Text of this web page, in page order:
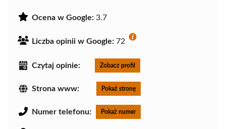
Ocena w Google: 3.7
Liczba opinii w Google: 72
Czytaj opinie: Zobacz profil
Strona www: Pokaż stronę
Numer telefonu: Pokaż numer